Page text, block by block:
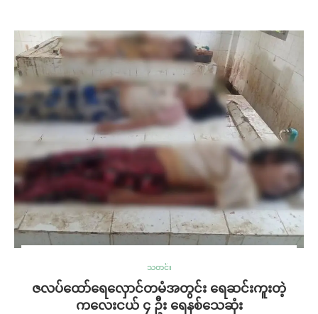
သတင်း
ဇလပ်ထော်ရေလှောင်တမံအတွင်း ရေဆင်းကူးတဲ့
ကလေးငယ် ၄ ဦး ရေနစ်သေဆုံး